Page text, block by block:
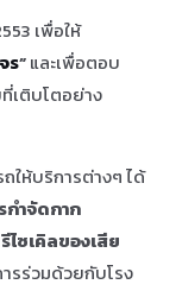
เพื่อให้
ร”และเพื่อตอบ
เติบโตอย่าง
ให้บริการต่างๆ ได้
กำจัดกาก
ไซเคิลของเสีย
รร่วมด้วยกับโรง